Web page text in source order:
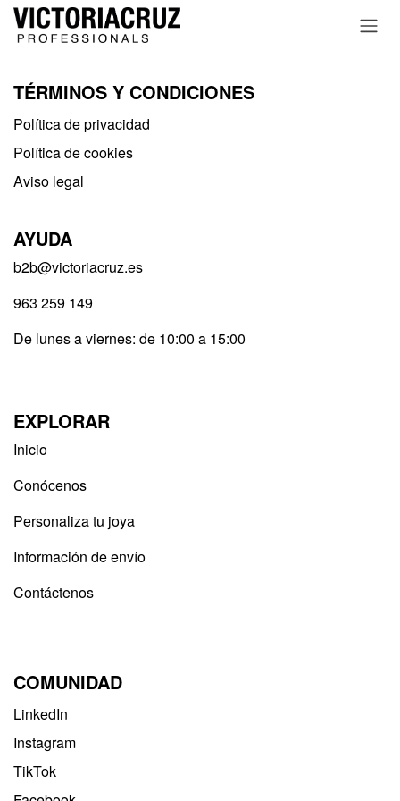
Ir al contenido
TÉRMINOS Y CONDICIONES
Política de privacidad​
Política de cookies
Aviso legal
AYUDA
b2b@victoriacruz.es
963 259 149
De lunes a viernes: de 10:00 a 15:00
EXPLORAR
Inicio
Conócenos
Personaliza tu joya
Información de envío
Contáctenos
COMUNIDAD
LinkedIn
Instagram
TikTok